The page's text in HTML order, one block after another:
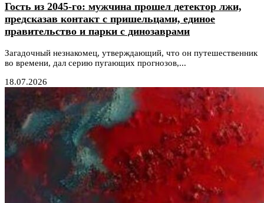
Гость из 2045-го: мужчина прошел детектор лжи,
предсказав контакт с пришельцами, единое
правительство и парки с динозаврами
Загадочный незнакомец, утверждающий, что он путешественник
во времени, дал серию пугающих прогнозов,...
18.07.2026